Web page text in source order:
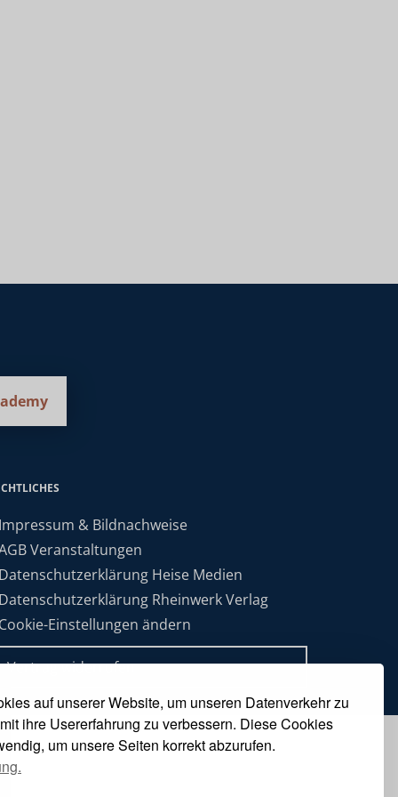
auf unserer Website, um unseren Datenverkehr zu
ihre Usererfahrung zu verbessern. Diese Cookies
um unsere Seiten korrekt abzurufen.
& Bildnachweise
Veranstaltungen
Heise Medien
Rheinwerk Verlag
Einstellungen ändern
Vertrag widerrufen